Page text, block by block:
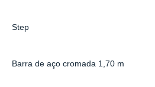
Step
Barra de aço cromada 1,70 m